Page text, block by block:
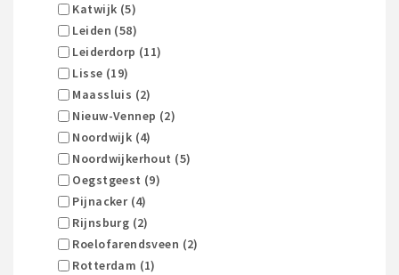
Katwijk (5)
Leiden (58)
Leiderdorp (11)
Lisse (19)
Maassluis (2)
Nieuw-Vennep (2)
Noordwijk (4)
Noordwijkerhout (5)
Oegstgeest (9)
Pijnacker (4)
Rijnsburg (2)
Roelofarendsveen (2)
Rotterdam (1)